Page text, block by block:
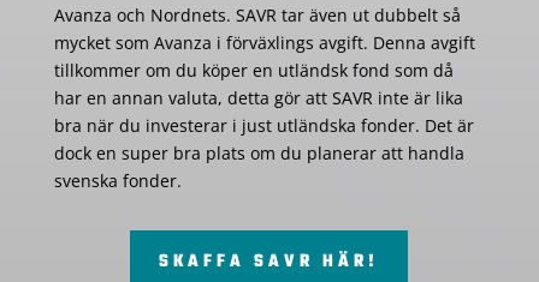
Avanza och Nordnets. SAVR tar även ut dubbelt så
mycket som Avanza i förväxlings avgift. Denna avgift
tillkommer om du köper en utländsk fond som då
har en annan valuta, detta gör att SAVR inte är lika
bra när du investerar i just utländska fonder. Det är
dock en super bra plats om du planerar att handla
svenska fonder.
SKAFFA SAVR HÄR!